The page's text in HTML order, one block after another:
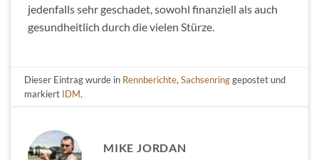
jedenfalls sehr geschadet, sowohl finanziell als auch
gesundheitlich durch die vielen Stürze.
Dieser Eintrag wurde in Rennberichte,Sachsenringgepostet und
markiert IDM.
MIKE JORDAN